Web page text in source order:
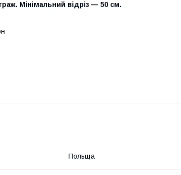
Мінімальний відріз — 50 см.
Польща